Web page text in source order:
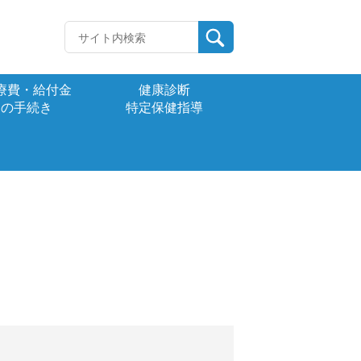
費・給付金
の手続き
健康診断
特定保健指導